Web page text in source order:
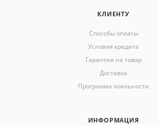
КЛИЕНТУ
Способы оплаты
Условия кредита
Гарантия на товар
Доставка
Программа лояльности
ИНФОРМАЦИЯ